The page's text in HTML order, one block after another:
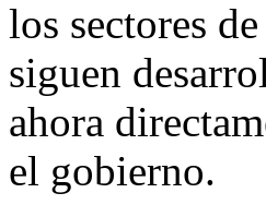
los sectores
siguen
ahora
el gobierno.